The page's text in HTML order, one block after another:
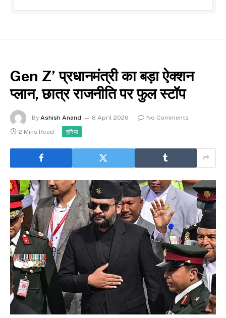
Gen Z’ प्रधानमंत्री का बड़ा ऐक्शन
प्लान, छात्र राजनीति पर फुल स्टॉप
By Ashish Anand 8 April 2026
No Comments
2 Mins Read
दुनिया